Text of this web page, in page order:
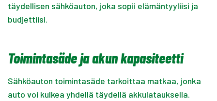
täydellisen sähköauton, joka sopii elämäntyyliisi ja
budjettiisi.
Toimintasäde ja akun kapasiteetti
Sähköauton toimintasäde tarkoittaa matkaa, jonka
auto voi kulkea yhdellä täydellä akkulatauksella.